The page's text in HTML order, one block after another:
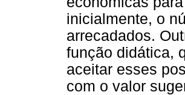
inicialmente, o
arrecadados.
função didática,
aceitar esses
com o valor